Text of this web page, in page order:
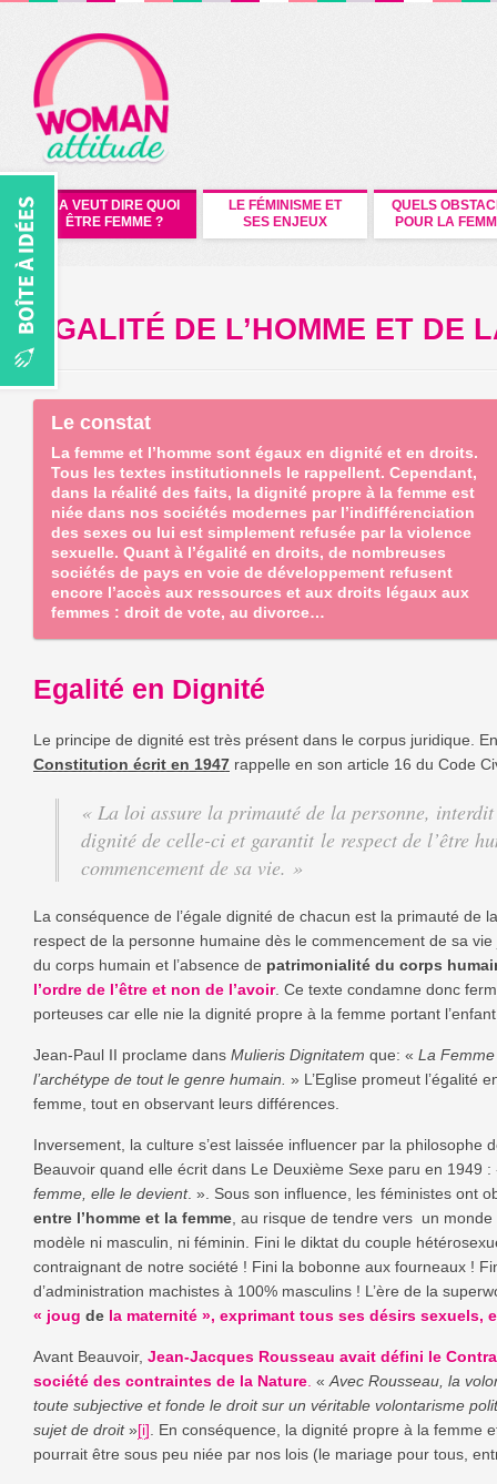
CA VEUT DIRE QUOI
ÊTRE FEMME ?
LE FÉMINISME ET
SES ENJEUX
QUELS
POUR LA
EGALITÉ DE L’HOMME ET DE
Le constat
La femme et l’homme sont égaux en dignité et en droits.
Tous les textes institutionnels le rappellent. Cependant,
dans la réalité des faits, la dignité propre à la femme est
niée dans nos sociétés modernes par l’indifférenciation
des sexes ou lui est simplement refusée par la violence
sexuelle. Quant à l’égalité en droits, de nombreuses
sociétés de pays en voie de développement refusent
encore l’accès aux ressources et aux droits légaux aux
femmes : droit de vote, au divorce…
Egalité en Dignité
Le principe de dignité est très présent dans le corpus juridique.
Constitution écrit en 1947 rappelle en son article 16 du Code
« La loi assure la primauté de la personne,
dignité de celle-ci et garantit le respect de l’être
commencement de sa vie. »
La conséquence de l’égale dignité de chacun est la primauté de
respect de la personne humaine dès le commencement de sa vie
du corps humain et l’absence de patrimonialité du corps
l’ordre de l’être et non de l’avoir. Ce texte condamne donc
porteuses car elle nie la dignité propre à la femme portant
Jean-Paul II proclame dans Mulieris Dignitatem que: « La
l’archétype de tout le genre humain » L’Eglise promeut l’égalité
femme, tout en observant leurs différences.
Inversement, la culture s’est laissée influencer par la philosophe
Beauvoir quand elle écrit dans Le Deuxième Sexe paru en 1949
femme, elle le devient. ». Sous son influence, les féministes ont
entre l’homme et la femme , au risque de tendre vers un
modèle ni masculin, ni féminin. Fini le diktat du couple
contraignant de notre société ! Fini la bobonne aux fourneaux !
d’administration machistes à 100% masculins ! L’ère de la
« joug de la maternité », exprimant tous ses désirs sexuels,
Avant Beauvoir, Jean-Jacques Rousseau avait défini le
société des contraintes de la Nature « Avec Rousseau, la
toute subjective et fonde le droit sur un véritable volontarisme
sujet de droit»[i] . En conséquence, la dignité propre à la femme
pourrait être sous peu niée par nos lois (le mariage pour tous,